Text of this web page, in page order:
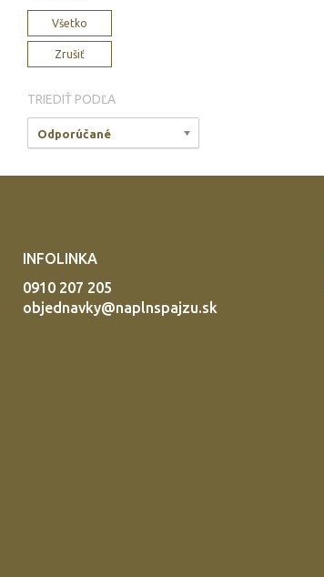
Všetko
Zrušiť
TRIEDIŤ PODĽA
Odporúčané
INFOLINKA
0910 207 205
objednavky@naplnspajzu.sk